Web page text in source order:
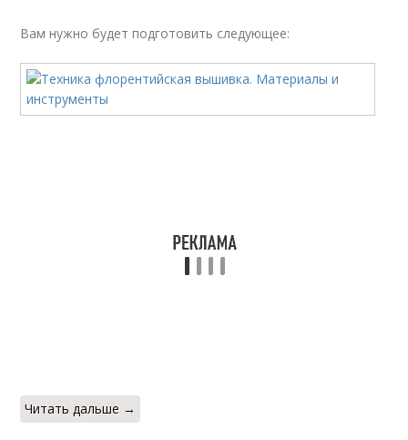
Вам нужно будет подготовить следующее:
Читать дальше →